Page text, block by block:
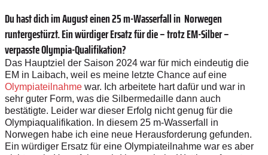
Du hast dich im August ­einen 25 m-Wasserfall in Norwegen
runtergestürzt. Ein würdiger ­Ersatz für die – trotz EM-Silber –
verpasste Olympia-Qualifikation?
Das Hauptziel der Saison 2024 war für mich eindeutig die
EM in Laibach, weil es meine letzte Chance auf eine
Olympiateilnahme war. Ich arbeitete hart dafür und war in
sehr guter Form, was die Silbermedaille dann auch
bestätigte. Leider war dieser Erfolg nicht genug für die
Olympiaqualifikation. In diesem ­25 m-Wasserfall in
Norwegen habe ich eine neue Herausforderung gefunden.
Ein würdiger Ersatz für eine Olympiateilnahme war es aber